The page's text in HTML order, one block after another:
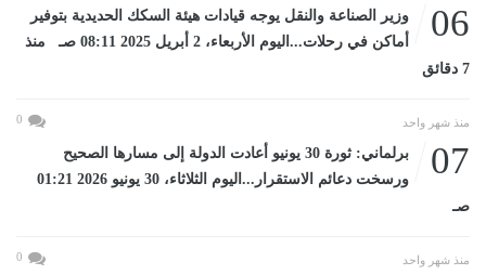
06
وزير الصناعة والنقل يوجه قيادات هيئة السكك الحديدية بتوفير
أماكن في رحلات...اليوم الأربعاء، 2 أبريل 2025 08:11 صـ منذ
7 دقائق
منذ شهر واحد 0
07
برلماني: ثورة 30 يونيو أعادت الدولة إلى مسارها الصحيح
ورسخت دعائم الاستقرار...اليوم الثلاثاء، 30 يونيو 2026 01:21
صـ
منذ شهر واحد 0